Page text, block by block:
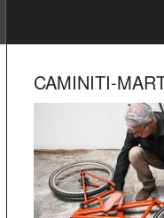
CAMINITI-